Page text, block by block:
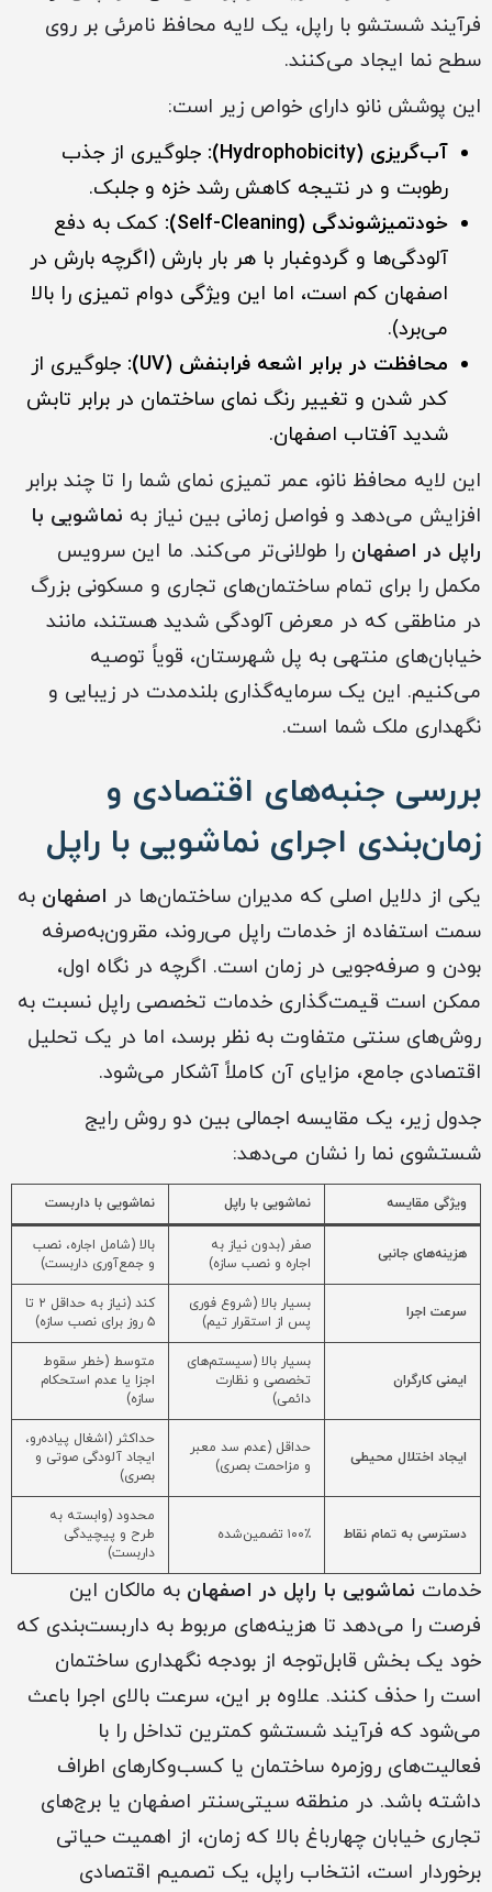
فرآیند شستشو با راپل، یک لایه محافظ نامرئی بر روی
سطح نما ایجاد می‌کنند.
این پوشش نانو دارای خواص زیر است:
آب‌گریزی (Hydrophobicity):
جلوگیری از جذب
رطوبت و در نتیجه کاهش رشد خزه و جلبک.
خودتمیزشوندگی (Self-Cleaning):
کمک به دفع
آلودگی‌ها و گردوغبار با هر بار بارش (اگرچه بارش در
اصفهان کم است، اما این ویژگی دوام تمیزی را بالا
می‌برد).
محافظت در برابر اشعه فرابنفش (UV):
جلوگیری از
کدر شدن و تغییر رنگ نمای ساختمان در برابر تابش
شدید آفتاب اصفهان.
این لایه محافظ نانو، عمر تمیزی نمای شما را تا چند برابر
افزایش می‌دهد و فواصل زمانی بین نیاز به نماشویی با
راپل در اصفهان را طولانی‌تر می‌کند. ما این سرویس
مکمل را برای تمام ساختمان‌های تجاری و مسکونی بزرگ
در مناطقی که در معرض آلودگی شدید هستند، مانند
خیابان‌های منتهی به پل شهرستان، قویاً توصیه
می‌کنیم. این یک سرمایه‌گذاری بلندمدت در زیبایی و
نگهداری ملک شما است.
بررسی جنبه‌های اقتصادی و
زمان‌بندی اجرای نماشویی با راپل
یکی از دلایل اصلی که مدیران ساختمان‌ها در اصفهان به
سمت استفاده از خدمات راپل می‌روند، مقرون‌به‌صرفه
بودن و صرفه‌جویی در زمان است. اگرچه در نگاه اول،
ممکن است قیمت‌گذاری خدمات تخصصی راپل نسبت به
روش‌های سنتی متفاوت به نظر برسد، اما در یک تحلیل
اقتصادی جامع، مزایای آن کاملاً آشکار می‌شود.
جدول زیر، یک مقایسه اجمالی بین دو روش رایج
شستشوی نما را نشان می‌دهد:
ویژگی مقایسه نماشویی با راپل نماشویی با داربست
هزینه‌های جانبی
صفر (بدون نیاز به
اجاره و نصب سازه)
بالا (شامل اجاره، نصب
و جمع‌آوری داربست)
سرعت اجرا
بسیار بالا (شروع فوری
پس از استقرار تیم)
کند (نیاز به حداقل ۲ تا
۵ روز برای نصب سازه)
ایمنی کارگران
بسیار بالا (سیستم‌های
تخصصی و نظارت
دائمی)
متوسط (خطر سقوط
اجزا یا عدم استحکام
سازه)
ایجاد اختلال محیطی
حداقل (عدم سد معبر
و مزاحمت بصری)
حداکثر (اشغال پیاده‌رو،
ایجاد آلودگی صوتی و
بصری)
دسترسی به تمام نقاط ۱۰۰٪ تضمین‌شده
محدود (وابسته به
طرح و پیچیدگی
داربست)
خدمات نماشویی با راپل در اصفهان به مالکان این
فرصت را می‌دهد تا هزینه‌های مربوط به داربست‌بندی که
خود یک بخش قابل‌توجه از بودجه نگهداری ساختمان
است را حذف کنند. علاوه بر این، سرعت بالای اجرا باعث
می‌شود که فرآیند شستشو کمترین تداخل را با
فعالیت‌های روزمره ساختمان یا کسب‌وکارهای اطراف
داشته باشد. در منطقه سیتی‌سنتر اصفهان یا برج‌های
تجاری خیابان چهارباغ بالا که زمان، از اهمیت حیاتی
برخوردار است، انتخاب راپل، یک تصمیم اقتصادی